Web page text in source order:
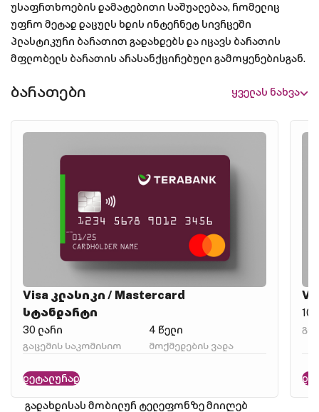
უსაფრთხოების დამატებითი საშუალებაა, რომელიც
უფრო მეტად დაცულს ხდის ინტერნეტ სივრცეში
პლასტიკური ბარათით გადახდებს და იცავს ბარათის
მფლობელს ბარათის არასანქცირებული გამოყენებისგან.
ბარათები ყველას ნახვა
Visa კლასიკი / Mastercard
სტანდარტი
30 ლარი
გაცემის საკომისიო
4 წელი
მოქმედების ვადა
დეტალურად
გადახდისას მობილურ ტელეფონზე მიიღებ